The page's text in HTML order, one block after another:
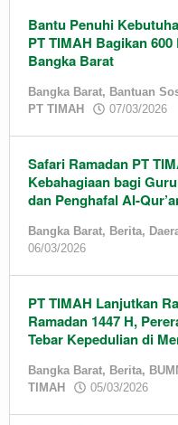
admin
Bantu Penuhi
PT TIMAH Bagikan
Bangka Barat
Bangka Barat, Bantuan
PT TIMAH
07/03/2026
Safari Ramadan PT
Kebahagiaan bagi
dan Penghafal Al-
Bangka Barat, Berita,
06/03/2026
PT TIMAH Lanjutkan
Ramadan 1447 H,
Tebar Kepedulian di
Bangka Barat, Berita,
TIMAH
05/03/2026